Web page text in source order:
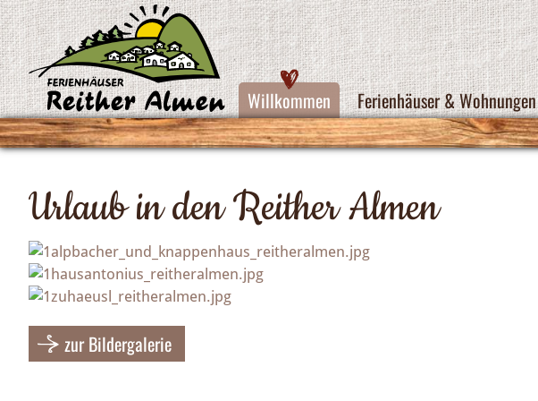
Willkommen Ferienhäuser & Wohnungen
Urlaub in den Reither Almen
zur Bildergalerie